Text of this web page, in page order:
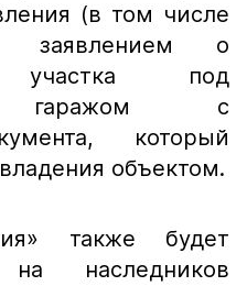
(в том числе
о
участка под
гаражом с
который
объектом.
также будет
на наследников